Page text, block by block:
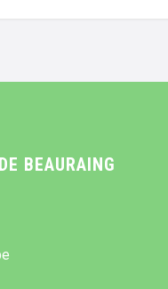
BEAURAING